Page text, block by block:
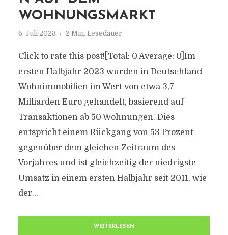
WOHNUNGSMARKT
6. Juli 2023 2 Min. Lesedauer
Click to rate this post![Total: 0 Average: 0]Im
ersten Halbjahr 2023 wurden in Deutschland
Wohnimmobilien im Wert von etwa 3,7
Milliarden Euro gehandelt, basierend auf
Transaktionen ab 50 Wohnungen. Dies
entspricht einem Rückgang von 53 Prozent
gegenüber dem gleichen Zeitraum des
Vorjahres und ist gleichzeitig der niedrigste
Umsatz in einem ersten Halbjahr seit 2011, wie
der...
WEITERLESEN